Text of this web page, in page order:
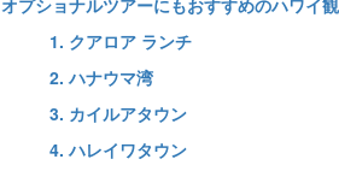
1. クアロア ランチ
2. ハナウマ湾
3. カイルアタウン
4. ハレイワタウン